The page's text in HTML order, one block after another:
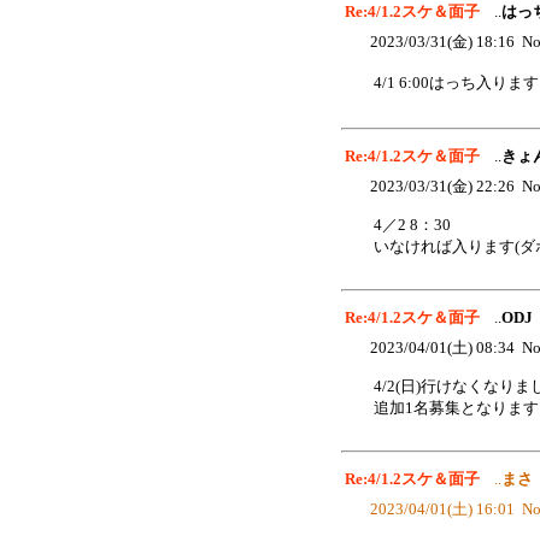
Re:4/1.2スケ＆面子 ..はっ
2023/03/31(金) 18:16
4/1 6:00はっち入りま
Re:4/1.2スケ＆面子 ..きょ
2023/03/31(金) 22:26
4／2 8：30
いなければ入ります(
Re:4/1.2スケ＆面子 ..ODJ
2023/04/01(土) 08:34
4/2(日)行けなくなりま
追加1名募集となりま
Re:4/1.2スケ＆面子 ..まさ
2023/04/01(土) 16:01